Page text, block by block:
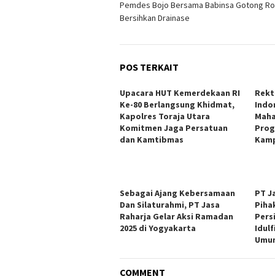
pos
Pemdes Bojo Bersama Babinsa Gotong
Bersihkan Drainase
POS TERKAIT
Upacara HUT Kemerdekaan RI
Ke-80 Berlangsung Khidmat,
Kapolres Toraja Utara
Komitmen Jaga Persatuan
dan Kamtibmas
Sebagai Ajang Kebersamaan
Dan Silaturahmi, PT Jasa
Raharja Gelar Aksi Ramadan
2025 di Yogyakarta
PT
COMMENT